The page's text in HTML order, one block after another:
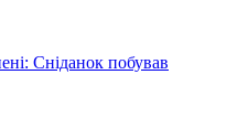
Сніданок побував